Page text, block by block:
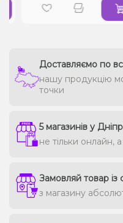
Доставляємо по
нашу продукцію
точки
5 магазинів у
не тільки онлайн,
Замовляй товар
з магазину